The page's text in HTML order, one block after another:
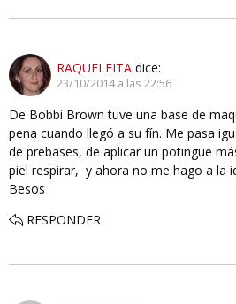
RAQUELEITA dice:
23/10/2014 a las 22:56
De Bobbi Brown tuve una base de
pena cuando llegó a su fín. Me pasa
de prebases, de aplicar un potingue
piel respirar, y ahora no me hago a la
Besos
RESPONDER